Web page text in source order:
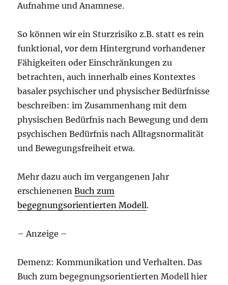
Aufnahme und Anamnese.
So können wir ein Sturzrisiko z.B. statt es rein
funktional, vor dem Hintergrund vorhandener
Fähigkeiten oder Einschränkungen zu
betrachten, auch innerhalb eines Kontextes
basaler psychischer und physischer Bedürfnisse
beschreiben: im Zusammenhang mit dem
physischen Bedürfnis nach Bewegung und dem
psychischen Bedürfnis nach Alltagsnormalität
und Bewegungsfreiheit etwa.
Mehr dazu auch im vergangenen Jahr
erschienenenBuch zum
begegnungsorientierten Modell.
– Anzeige –
Demenz: Kommunikation und Verhalten. Das
Buch zum begegnungsorientierten Modell hier